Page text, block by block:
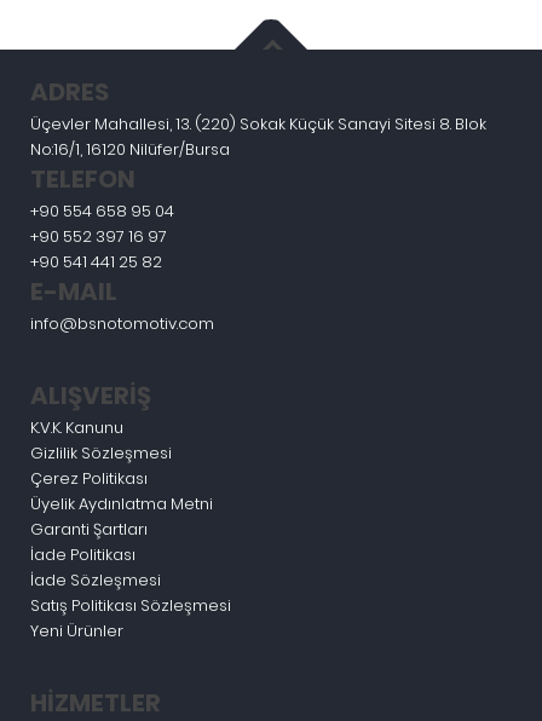
ADRES
Üçevler Mahallesi, 13. (220) Sokak Küçük Sanayi Sitesi 8. Blok
No:16/1, 16120 Nilüfer/Bursa
TELEFON
+90 554 658 95 04
+90 552 397 16 97
+90 541 441 25 82
E-MAIL
info@bsnotomotiv.com
ALIŞVERİŞ
K.V.K. Kanunu
Gizlilik Sözleşmesi
Çerez Politikası
Üyelik Aydınlatma Metni
Garanti Şartları
İade Politikası
İade Sözleşmesi
Satış Politikası Sözleşmesi
Yeni Ürünler
HİZMETLER